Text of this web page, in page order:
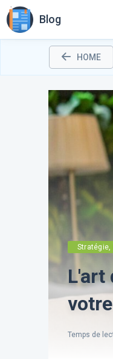
Blog
HOME
Stratégie,
L'art
Temps de